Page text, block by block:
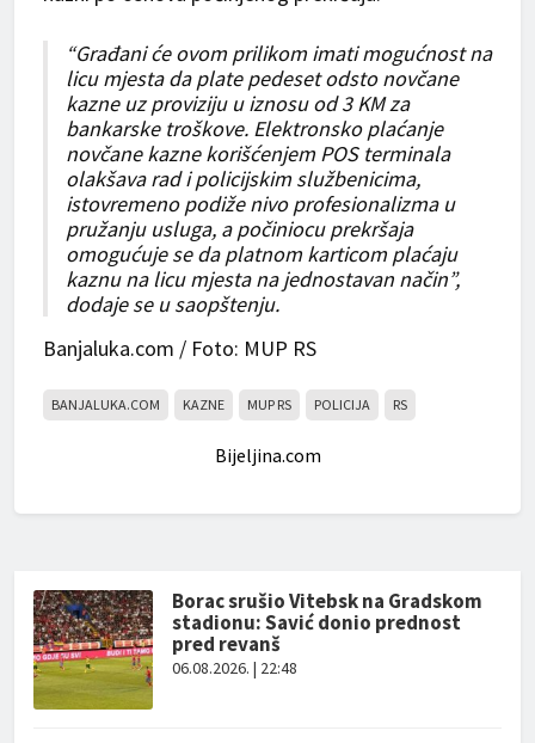
“Građani će ovom prilikom imati mogućnost na
licu mjesta da plate pedeset odsto novčane
kazne uz proviziju u iznosu od 3 KM za
bankarske troškove. Еlektronsko plaćanje
novčane kazne korišćenjem POS terminala
olakšava rad i policijskim službenicima,
istovremeno podiže nivo profesionalizma u
pružanju usluga, a počiniocu prekršaja
omogućuje se da platnom karticom plaćaju
kaznu na licu mjesta na jednostavan način”,
dodaje se u saopštenju.
Banjaluka.com / Foto: MUP RS
BANJALUKA.COM KAZNE MUP RS POLICIJA RS
Bijeljina.com
Borac srušio Vitebsk na Gradskom
stadionu: Savić donio prednost
pred revanš
06.08.2026. | 22:48